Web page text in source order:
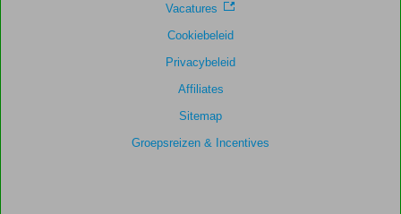
Vacatures
Cookiebeleid
Privacybeleid
Affiliates
Sitemap
Groepsreizen & Incentives